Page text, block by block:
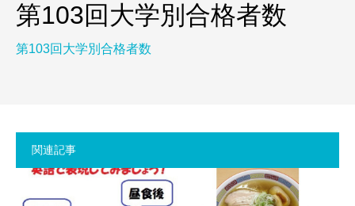
第103回大学別合格者数
第103回大学別合格者数
関連記事